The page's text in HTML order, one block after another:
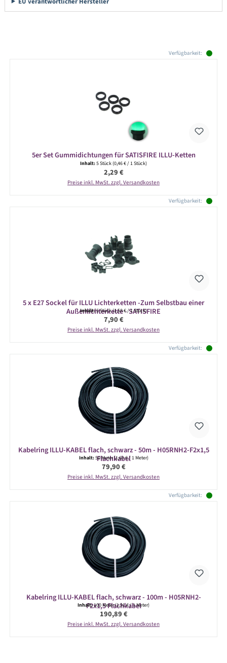
Verfügbarkeit:
5er Set Gummidichtungen für SATISFIRE ILLU-Ketten
Inhalt:5 Stück(0,46 € / 1 Stück)
Regulärer Preis:
2,29 €
Preise inkl. MwSt. zzgl. Versandkosten
Verfügbarkeit:
5 x E27 Sockel für ILLU Lichterketten -Zum Selbstbau einer
Außenlichterkette - SATISFIRE
Inhalt:5 Stück(1,58 € / 1 Stück)
Regulärer Preis:
7,90 €
Preise inkl. MwSt. zzgl. Versandkosten
Verfügbarkeit:
Kabelring ILLU-KABEL flach, schwarz - 50m - H05RNH2-F2x1,5
Flachkabel
Inhalt:50 Meter(1,60 € / 1 Meter)
Regulärer Preis:
79,90 €
Preise inkl. MwSt. zzgl. Versandkosten
Verfügbarkeit:
Kabelring ILLU-KABEL flach, schwarz - 100m - H05RNH2-
F2x1,5 Flachkabel
Inhalt:100 Meter(1,91 € / 1 Meter)
Regulärer Preis:
190,89 €
Preise inkl. MwSt. zzgl. Versandkosten